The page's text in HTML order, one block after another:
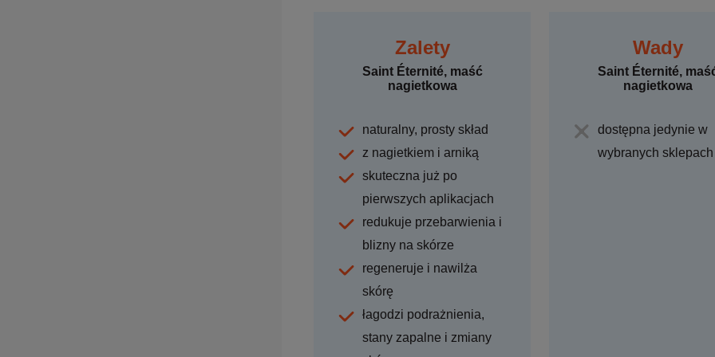
Zalety
Saint Éternité, maść
nagietkowa
naturalny, prosty skład
z nagietkiem i arniką
skuteczna już po
pierwszych aplikacjach
redukuje przebarwienia i
blizny na skórze
regeneruje i nawilża
skórę
łagodzi podrażnienia,
stany zapalne i zmiany
Wady
Saint Éternité,
nagietkowa
dostępna jedynie w
wybranych sklepach